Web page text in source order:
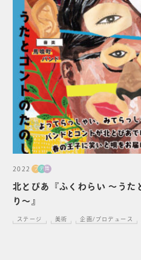
北とぴあ『ふくわらい 〜うた
り〜』
2022 プ デ 舞
ステージ 美術 企画/プロデュース